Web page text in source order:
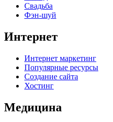
Свадьба
Фэн-шуй
Интернет
Интернет маркетинг
Популярные ресурсы
Создание сайта
Хостинг
Медицина